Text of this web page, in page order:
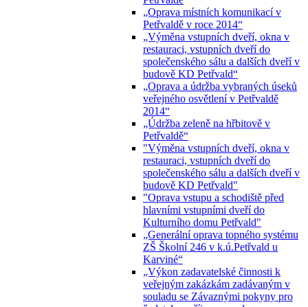
„Oprava místních komunikací v
Petřvaldě v roce 2014“
„Výměna vstupních dveří, okna v
restauraci, vstupních dveří do
společenského sálu a dalších dveří v
budově KD Petřvald“
„Oprava a údržba vybraných úseků
veřejného osvětlení v Petřvaldě
2014“
„Údržba zeleně na hřbitově v
Petřvaldě“
"Výměna vstupních dveří, okna v
restauraci, vstupních dveří do
společenského sálu a dalších dveří v
budově KD Petřvald"
"Oprava vstupu a schodiště před
hlavními vstupními dveří do
Kulturního domu Petřvald"
„Generální oprava topného systému
ZŠ Školní 246 v k.ú.Petřvald u
Karviné“
„Výkon zadavatelské činnosti k
veřejným zakázkám zadávaným v
souladu se Závaznými pokyny pro